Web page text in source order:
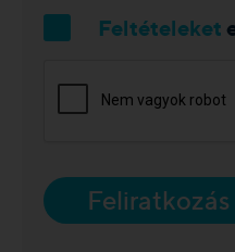
Feltételeket
Feliratkozás